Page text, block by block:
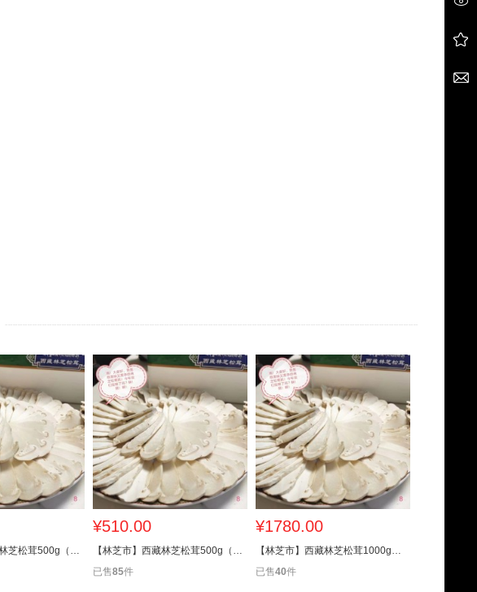
【林芝市】西藏林芝松茸500g（5厘米-7厘米）
¥510.00
【林芝市】西藏林芝松茸500g（3厘米-5厘米）
已售85件
¥1780.00
【林芝市】西藏林芝松茸1000g（12厘米以上）
已售40件